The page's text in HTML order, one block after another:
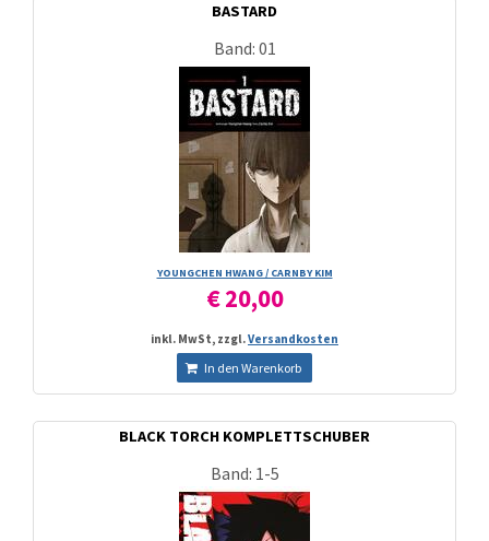
BASTARD
Band: 01
YOUNGCHEN HWANG /­ CARNBY KIM
€ 20,00
inkl. MwSt, zzgl.Versandkosten
In den Warenkorb
BLACK TORCH KOMPLETTSCHUBER
Band: 1-5